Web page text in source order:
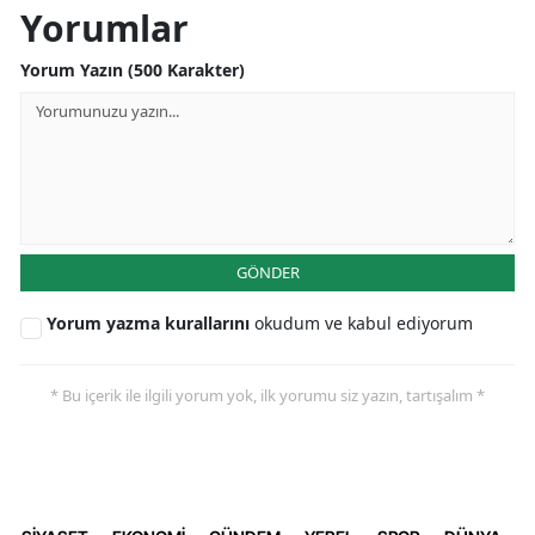
Yorumlar
Yorum Yazın (500 Karakter)
GÖNDER
Yorum yazma kurallarını okudum ve kabul ediyorum
* Bu içerik ile ilgili yorum yok, ilk yorumu siz yazın, tartışalım *